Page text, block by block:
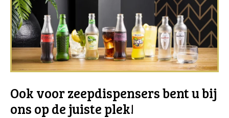
Ook voor zeepdispensers bent u bij
ons op de juiste plek!